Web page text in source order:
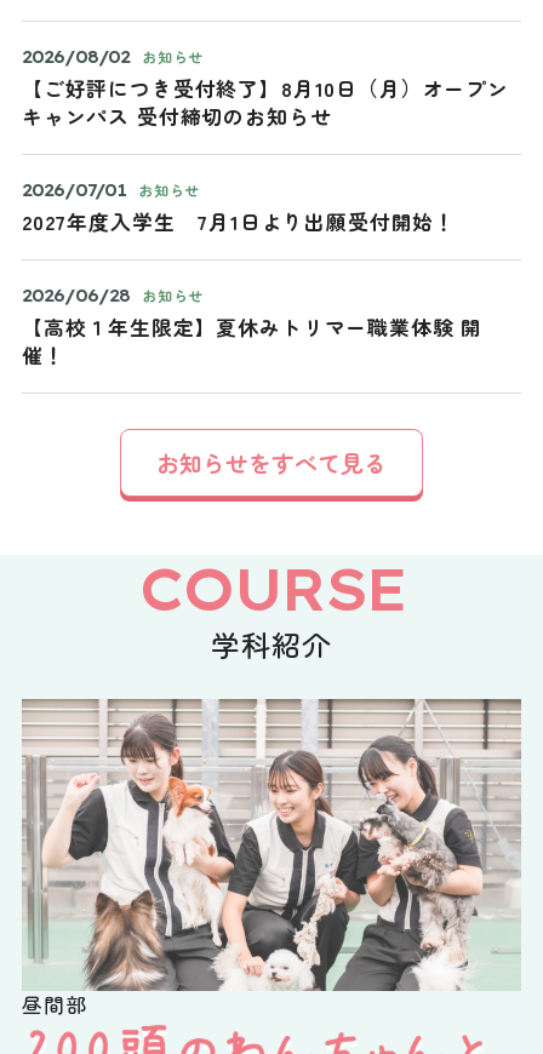
2026/08/02 お知らせ
【ご好評につき受付終了】8月10日（月）オープン
キャンパス 受付締切のお知らせ
2026/07/01 お知らせ
2027年度入学生 7月1日より出願受付開始！
2026/06/28 お知らせ
【高校１年生限定】夏休みトリマー職業体験 開
催！
お知らせをすべて見る
COURSE
学科紹介
昼間部